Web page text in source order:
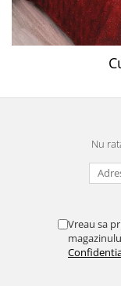
Nu
Vreau sa